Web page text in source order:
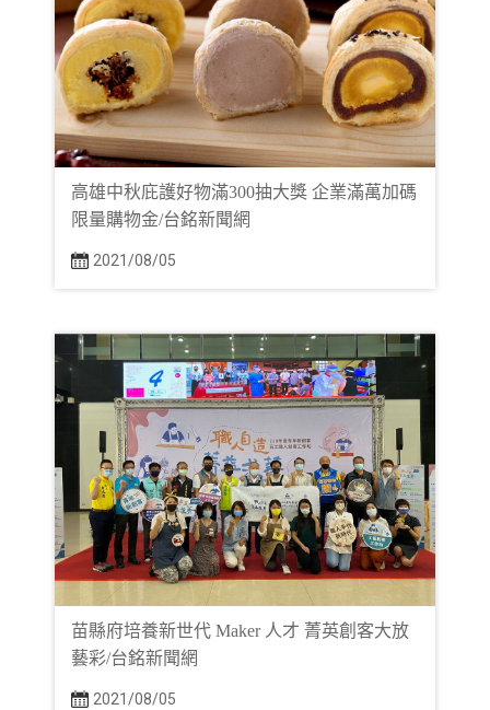
高雄中秋庇護好物滿300抽大獎 企業滿萬加碼
限量購物金/台銘新聞網
2021/08/05
苗縣府培養新世代 Maker 人才 菁英創客大放
藝彩/台銘新聞網
2021/08/05